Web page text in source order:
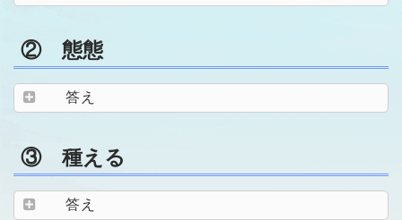
② 態態
答え
③ 種える
答え